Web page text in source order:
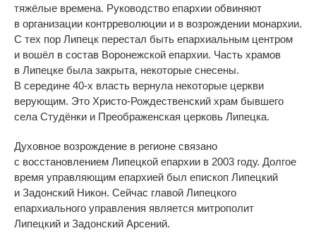
тяжёлые времена. Руководство епархии обвиняют
в организации контрреволюции и в возрождении монархии.
С тех пор Липецк перестал быть епархиальным центром
и вошёл в состав Воронежской епархии. Часть храмов
в Липецке была закрыта, некоторые снесены.
В середине 40-х власть вернула некоторые церкви
верующим. Это Христо-Рождественский храм бывшего
села Студёнки и Преображенская церковь Липецка.
Духовное возрождение в регионе связано
с восстановлением Липецкой епархии в 2003 году. Долгое
время управляющим епархией был епископ Липецкий
и Задонский Никон. Сейчас главой Липецкого
епархиального управления является митрополит
Липецкий и Задонский Арсений.